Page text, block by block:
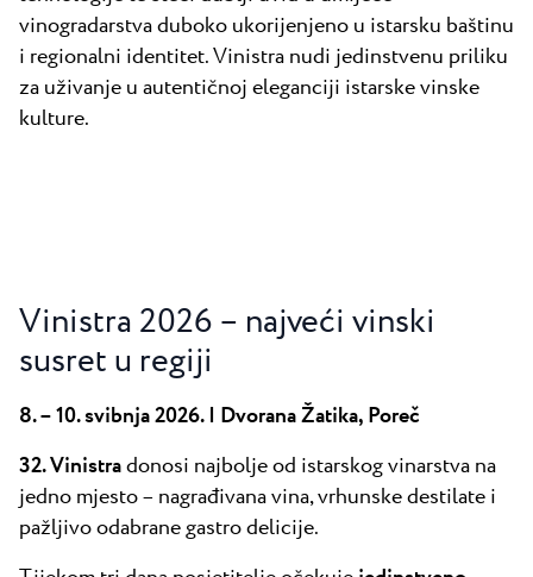
vinogradarstva duboko ukorijenjeno u istarsku baštinu
i regionalni identitet. Vinistra nudi jedinstvenu priliku
za uživanje u autentičnoj eleganciji istarske vinske
kulture.
Vinistra 2026 – najveći vinski
susret u regiji
8. – 10. svibnja 2026. | Dvorana Žatika, Poreč
32. Vinistradonosi najbolje od istarskog vinarstva na
jedno mjesto – nagrađivana vina, vrhunske destilate i
pažljivo odabrane gastro delicije.